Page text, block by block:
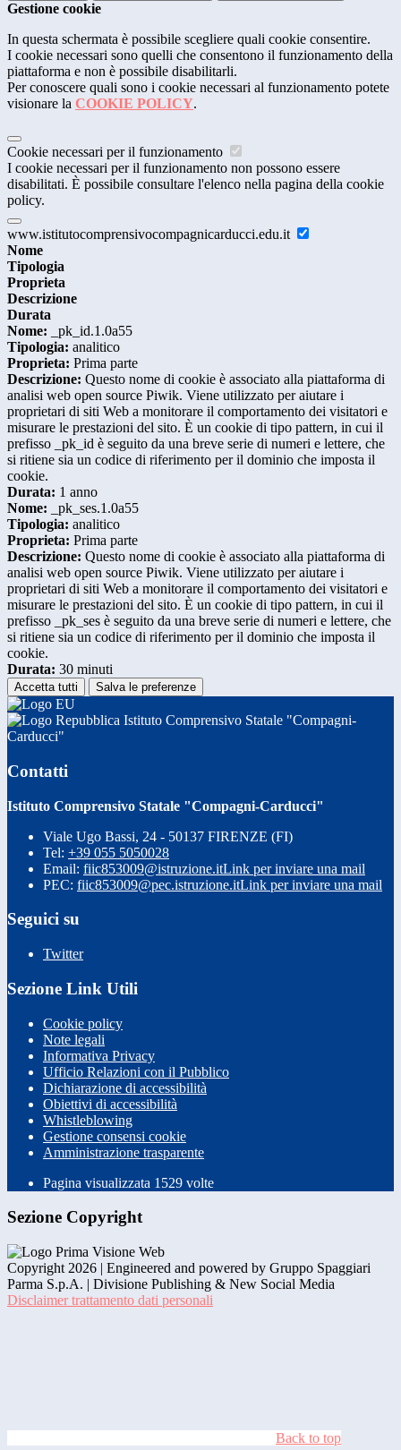
Gestione cookie
In questa schermata è possibile scegliere quali cookie consentire.
I cookie necessari sono quelli che consentono il funzionamento della
piattaforma e non è possibile disabilitarli.
Per conoscere quali sono i cookie necessari al funzionamento potete
visionare la COOKIE POLICY.
Cookie necessari per il funzionamento
I cookie necessari per il funzionamento non possono essere
disabilitati. È possibile consultare l'elenco nella pagina della cookie
policy.
www.istitutocomprensivocompagnicarducci.edu.it
Nome
Tipologia
Proprieta
Descrizione
Durata
Nome: _pk_id.1.0a55
Tipologia: analitico
Proprieta: Prima parte
Descrizione: Questo nome di cookie è associato alla piattaforma di
analisi web open source Piwik. Viene utilizzato per aiutare i
proprietari di siti Web a monitorare il comportamento dei visitatori e
misurare le prestazioni del sito. È un cookie di tipo pattern, in cui il
prefisso _pk_id è seguito da una breve serie di numeri e lettere, che
si ritiene sia un codice di riferimento per il dominio che imposta il
cookie.
Durata: 1 anno
Nome: _pk_ses.1.0a55
Tipologia: analitico
Proprieta: Prima parte
Descrizione: Questo nome di cookie è associato alla piattaforma di
analisi web open source Piwik. Viene utilizzato per aiutare i
proprietari di siti Web a monitorare il comportamento dei visitatori e
misurare le prestazioni del sito. È un cookie di tipo pattern, in cui il
prefisso _pk_ses è seguito da una breve serie di numeri e lettere, che
si ritiene sia un codice di riferimento per il dominio che imposta il
cookie.
Durata: 30 minuti
Accetta tutti Salva le preferenze
Istituto Comprensivo Statale "Compagni-
Carducci"
Contatti
Istituto Comprensivo Statale "Compagni-Carducci"
Viale Ugo Bassi, 24 - 50137 FIRENZE (FI)
Tel: +39 055 5050028
Email: fiic853009@istruzione.itLink per inviare una mail
PEC: fiic853009@pec.istruzione.itLink per inviare una mail
Seguici su
Twitter
Sezione Link Utili
Cookie policy
Note legali
Informativa Privacy
Ufficio Relazioni con il Pubblico
Dichiarazione di accessibilità
Obiettivi di accessibilità
Whistleblowing
Gestione consensi cookie
Amministrazione trasparente
Pagina visualizzata 1529 volte
Sezione Copyright
Copyright 2026 | Engineered and powered by Gruppo Spaggiari
Parma S.p.A. | Divisione Publishing & New Social Media
Disclaimer trattamento dati personali
Back to top